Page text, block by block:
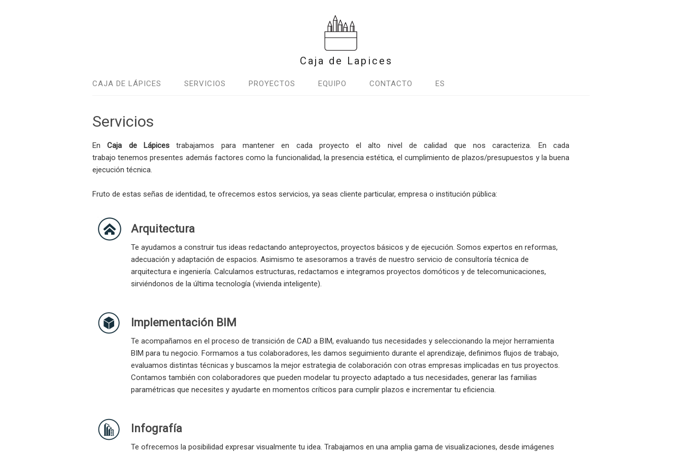
Caja de Lapices
CAJA DE LÁPICES SERVICIOS PROYECTOS EQUIPO CONTACTO ES
Servicios
EnCaja de Lápicestrabajamos para mantener en cada proyecto el alto nivel de calidad que nos caracteriza. En cada
trabajo tenemos presentes además factores como la funcionalidad, la presencia estética, el cumplimiento de plazos/presupuestos y la buena
ejecución técnica.
Fruto de estas señas de identidad, te ofrecemos estos servicios, ya seas cliente particular, empresa o institución pública:
Arquitectura
Te ayudamos a construir tus ideas redactando anteproyectos, proyectos básicos y de ejecución. Somos expertos en reformas,
adecuación y adaptación de espacios. Asimismo te asesoramos a través de nuestro servicio de consultoría técnica de
arquitectura e ingeniería. Calculamos estructuras, redactamos e integramos proyectos domóticos y de telecomunicaciones,
sirviéndonos de la última tecnología (vivienda inteligente).
Implementación BIM
Te acompañamos en el proceso de transición de CAD a BIM, evaluando tus necesidades y seleccionando la mejor herramienta
BIM para tu negocio. Formamos a tus colaboradores, les damos seguimiento durante el aprendizaje, definimos flujos de trabajo,
evaluamos distintas técnicas y buscamos la mejor estrategia de colaboración con otras empresas implicadas en tus proyectos.
Contamos también con colaboradores que pueden modelar tu proyecto adaptado a tus necesidades, generar las familias
paramétricas que necesites y ayudarte en momentos críticos para cumplir plazos e incrementar tu eficiencia.
Infografía
Te ofrecemos la posibilidad expresar visualmente tu idea. Trabajamos en una amplia gama de visualizaciones, desde imágenes